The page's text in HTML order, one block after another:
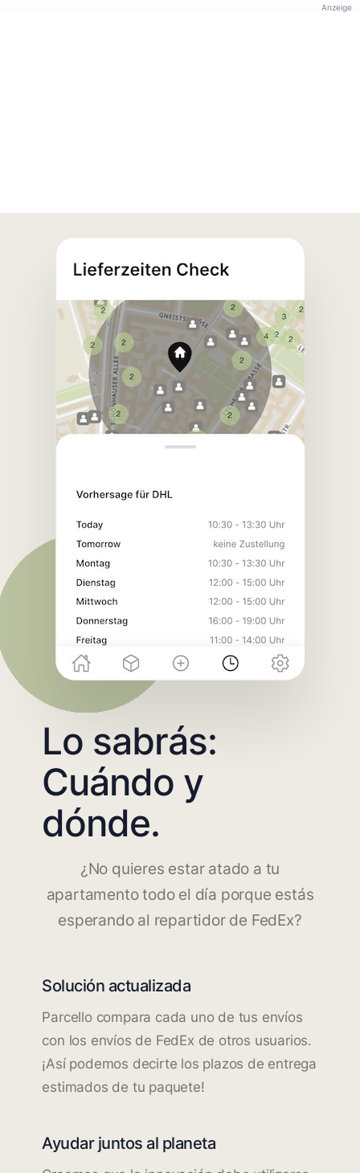
Anzeige
Lo sabrás:
Cuándo y
dónde.
¿No quieres estar atado a tu
apartamento todo el día porque estás
esperando al repartidor de FedEx?
Solución actualizada
Parcello compara cada uno de tus envíos
con los envíos de FedEx de otros usuarios.
¡Así podemos decirte los plazos de entrega
estimados de tu paquete!
Ayudar juntos al planeta